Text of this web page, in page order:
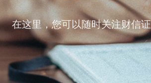
在这里，您可以随时关注财信